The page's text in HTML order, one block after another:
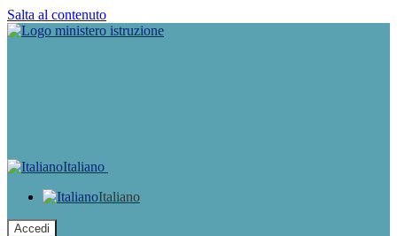
Salta al contenuto
Italiano
Italiano
Accedi